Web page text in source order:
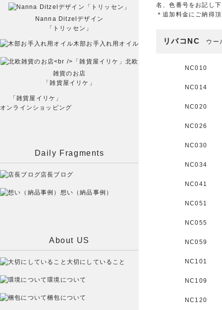
名、色番号をお記し
＊追加料金にご納得
リバコNC ウー
NC010
NC014
NC020
NC026
NC030
NC034
NC041
NC051
NC055
NC059
NC101
NC109
NC120
Nanna Ditzelデザイン
「トリッセン」
木部お手入れ用オイル
北欧
雑貨のお店
「雑貨屋イリケ」
「雑貨屋イリケ」
オンラインショッピング
Daily Fragments
店長ブログ
想い（納品事例）
About US
大切にしていること
環境について
梱包について